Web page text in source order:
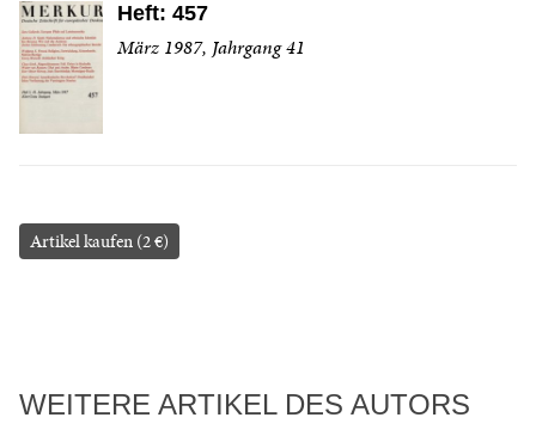
Heft: 457
März 1987, Jahrgang 41
Artikel kaufen (2 €)
WEITERE ARTIKEL DES AUTORS